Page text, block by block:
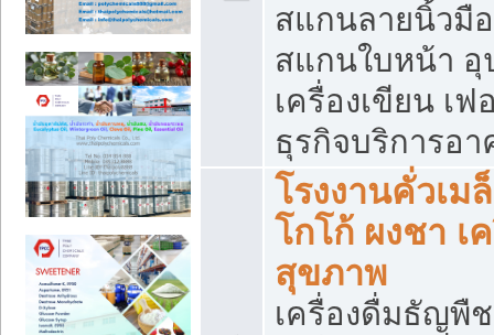
สแกนลายนิ้วมื
สแกนใบหน้า
เครื่องเขียน เ
ธุรกิจบริการอ
โรงงานคั่วเม
โกโก้ ผงชา เ
สุขภาพ
เครื่องดื่มธัญพื